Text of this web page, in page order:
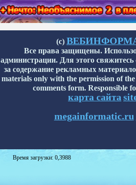
(с)
Все права защищены.
администрации. Для этого
за содержание рекламных
materials only with the permission of
comments form. Responsible
карта сайта
megainformatic.ru
Время загрузки: 0,3988